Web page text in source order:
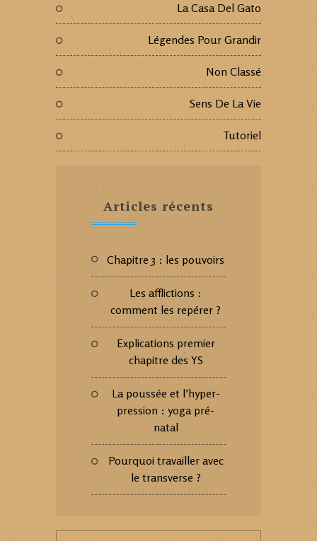
La Casa Del Gato
Légendes Pour Grandir
Non Classé
Sens De La Vie
Tutoriel
Articles récents
Chapitre 3 : les pouvoirs
Les afflictions :
comment les repérer ?
Explications premier
chapitre des YS
La poussée et l’hyper-
pression : yoga pré-
natal
Pourquoi travailler avec
le transverse ?